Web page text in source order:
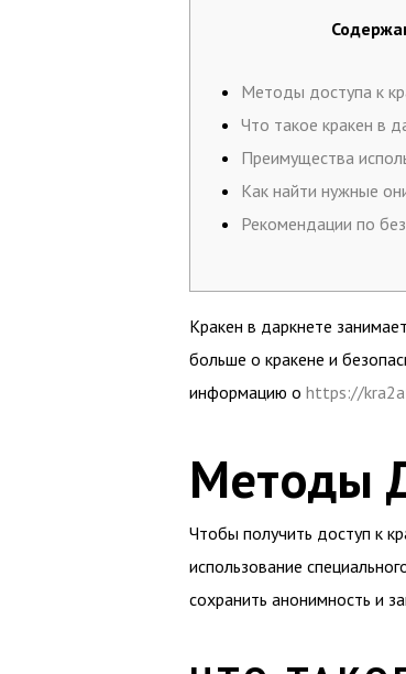
Методы доступа к
Что такое кракен в
Преимущества
Как найти нужные
Рекомендации по
Кракен в даркнете
больше о кракене и
информацию о https://
Методы
Чтобы получить доступ к
использование
сохранить анонимность и